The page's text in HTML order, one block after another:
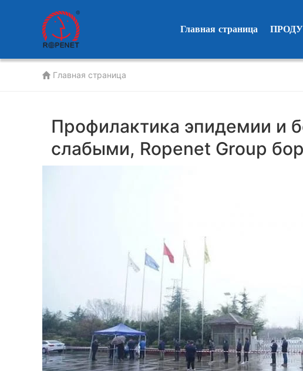
Главная страница
User
account
menu
Главная страница
Профилактика эпидемии и
слабыми, Ropenet Group